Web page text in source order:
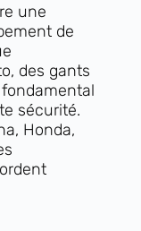
une
de
des gants
sécurité.
Honda,